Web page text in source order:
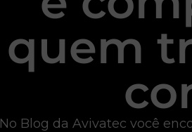
quem
No Blog da Avivatec você